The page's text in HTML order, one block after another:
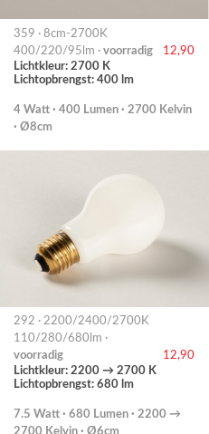
359 · 8cm-2700K
400/220/95lm · voorradig
12,90
Lichtkleur: 2700 K
Lichtopbrengst: 400 lm
4 Watt · 400 Lumen · 2700 Kelvin
· Ø8cm
292 · 2200/2400/2700K
110/280/680lm ·
voorradig
12,90
Lichtkleur: 2200 → 2700 K
Lichtopbrengst: 680 lm
7.5 Watt · 680 Lumen · 2200 →
2700 Kelvin · Ø6cm